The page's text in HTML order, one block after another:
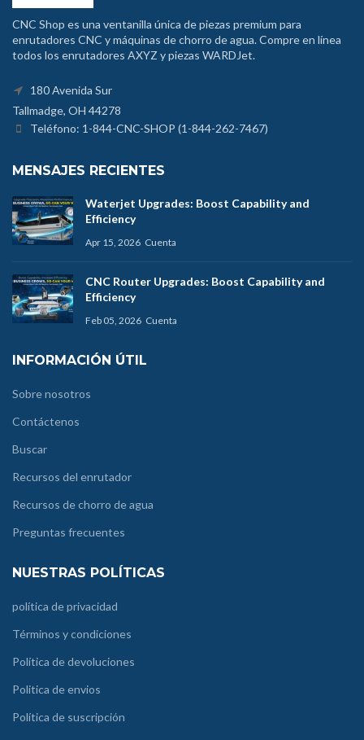
CNC Shop es una ventanilla única de piezas premium para
enrutadores CNC y máquinas de chorro de agua. Compre en línea
todos los enrutadores AXYZ y piezas WARDJet.
180 Avenida Sur
Tallmadge, OH 44278
Teléfono: 1-844-CNC-SHOP (1-844-262-7467)
MENSAJES RECIENTES
Waterjet Upgrades: Boost Capability and
Efficiency
Apr 15, 2026 Cuenta
CNC Router Upgrades: Boost Capability and
Efficiency
Feb 05, 2026 Cuenta
INFORMACIÓN ÚTIL
Sobre nosotros
Contáctenos
Buscar
Recursos del enrutador
Recursos de chorro de agua
Preguntas frecuentes
NUESTRAS POLÍTICAS
política de privacidad
Términos y condiciones
Política de devoluciones
Politica de envios
Política de suscripción